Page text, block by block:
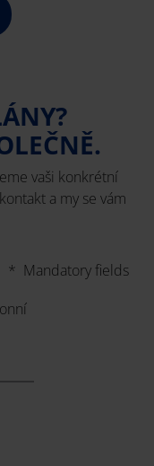
vaši konkrétní
a my se vám
* Mandatory fields